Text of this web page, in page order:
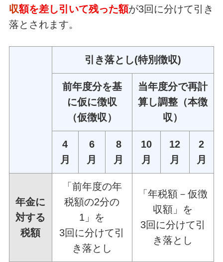
収額を差し引いて残った額が3回に分けて引き
落とされます。
引き落とし(特別徴収)
前年度分を基
に仮に徴収
（仮徴収）
当年度分で再計
算し調整（本徴
収）
4
月
6
月
8
月
10
月
12
月
2
月
年金に
対する
税額
「前年度の年
税額の2分の
1」を
3回に分けて引
き落とし
「年税額－仮徴
収額」を
3回に分けて引
き落とし